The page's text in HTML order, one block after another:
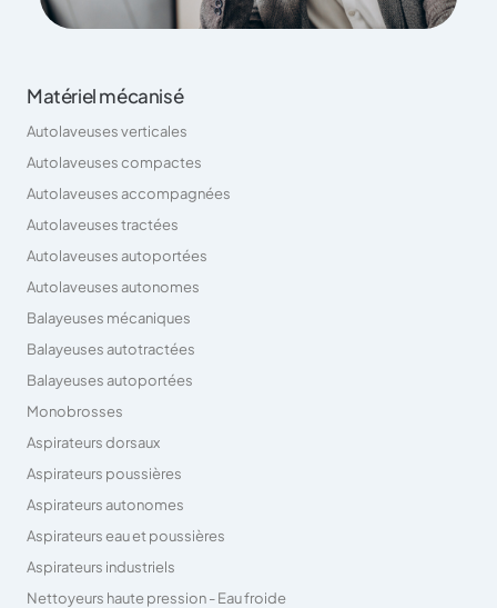
Matériel mécanisé
Autolaveuses verticales
Autolaveuses compactes
Autolaveuses accompagnées
Autolaveuses tractées
Autolaveuses autoportées
Autolaveuses autonomes
Balayeuses mécaniques
Balayeuses autotractées
Balayeuses autoportées
Monobrosses
Aspirateurs dorsaux
Aspirateurs poussières
Aspirateurs autonomes
Aspirateurs eau et poussières
Aspirateurs industriels
Nettoyeurs haute pression - Eau froide